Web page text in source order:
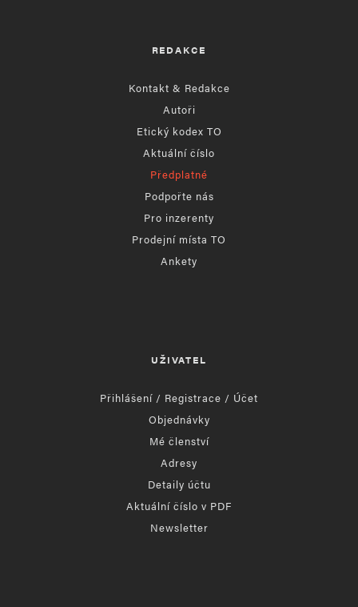
REDAKCE
Kontakt & Redakce
Autoři
Etický kodex TO
Aktuální číslo
Předplatné
Podpořte nás
Pro inzerenty
Prodejní místa TO
Ankety
UŽIVATEL
Přihlášení / Registrace / Účet
Objednávky
Mé členství
Adresy
Detaily účtu
Aktuální číslo v PDF
Newsletter